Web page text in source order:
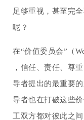
足够重视，甚至完
呢？
在“价值委员会”（
，信任、责任、尊
导者提出的最重要
导者也在打破这些
工双方都对彼此之